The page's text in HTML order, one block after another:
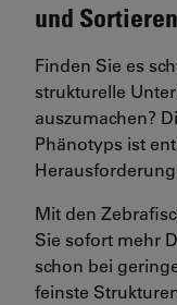
und
Finden Sie es
strukturelle
auszumachen?
Phänotyps ist
Mit den
Sie sofort mehr
schon bei
feinste